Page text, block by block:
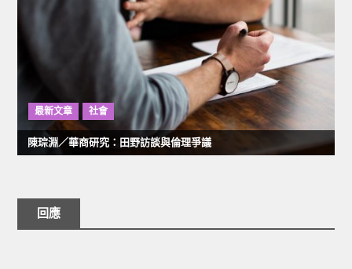
最新文章 社會
陳琮淵／華商研究：田野訪談與倫理爭議
回應